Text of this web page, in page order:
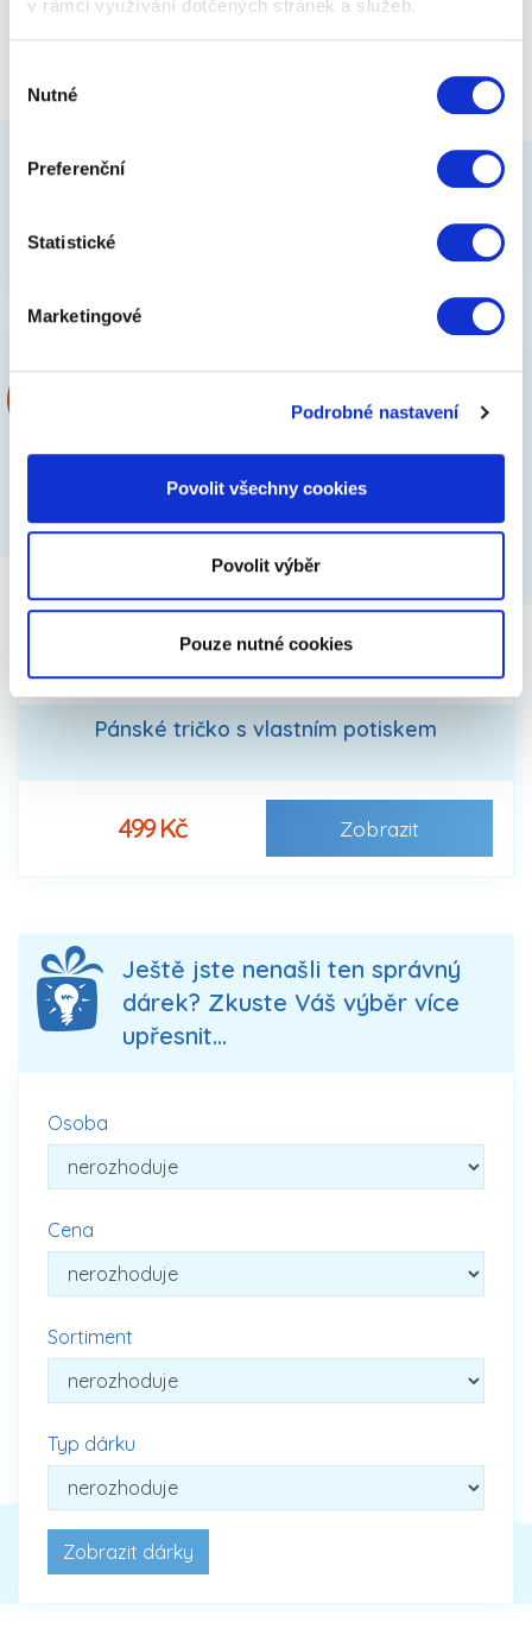
v rámci využívání dotčených stránek a služeb.
souhlasu
Nutné
Preferenční
Statistické
Marketingové
Podrobné nastavení
Povolit všechny cookies
Povolit výběr
Pouze nutné cookies
Pánské tričko s vlastním potiskem
499 Kč Zobrazit
Ještě jste nenašli ten správný
dárek? Zkuste Váš výběr více
upřesnit...
Osoba
Cena
Sortiment
Typ dárku